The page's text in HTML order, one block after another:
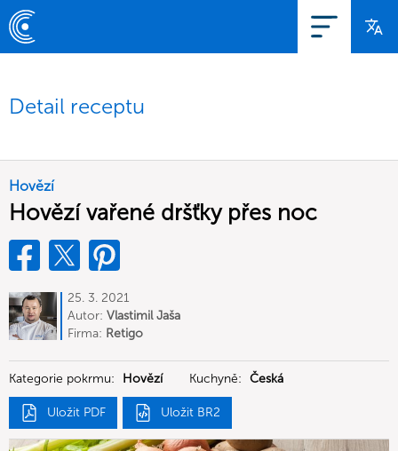
Detail receptu
Hovězí
Hovězí vařené dršťky přes noc
25. 3. 2021
Autor: Vlastimil Jaša
Firma: Retigo
Kategorie pokrmu: Hovězí Kuchyně: Česká
Uložit PDF Uložit BR2